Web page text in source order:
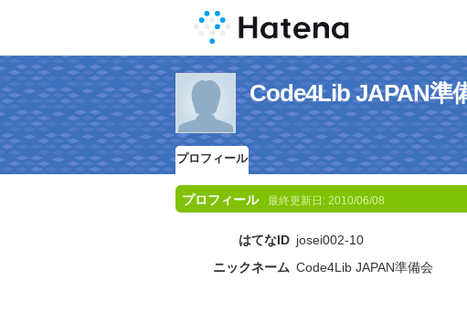
Code4Lib JAPAN準
プロフィール
プロフィール 最終更新日: 2010/06/08
はてなID josei002-10
ニックネーム Code4Lib JAPAN準備会